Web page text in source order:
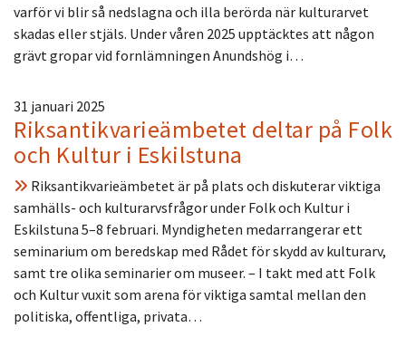
varför vi blir så nedslagna och illa berörda när kulturarvet
skadas eller stjäls. Under våren 2025 upptäcktes att någon
grävt gropar vid fornlämningen Anundshög i…
31 januari 2025
Riksantikvarieämbetet deltar på Folk
och Kultur i Eskilstuna
Riksantikvarieämbetet är på plats och diskuterar viktiga
samhälls- och kulturarvsfrågor under Folk och Kultur i
Eskilstuna 5–8 februari. Myndigheten medarrangerar ett
seminarium om beredskap med Rådet för skydd av kulturarv,
samt tre olika seminarier om museer. – I takt med att Folk
och Kultur vuxit som arena för viktiga samtal mellan den
politiska, offentliga, privata…